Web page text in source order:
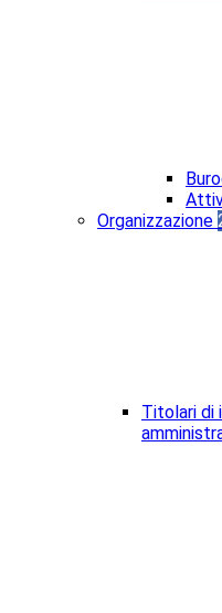
Organizzazione
Titolari di